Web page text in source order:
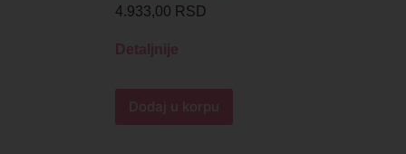
4.933,00 RSD
Detaljnije
Dodaj u korpu